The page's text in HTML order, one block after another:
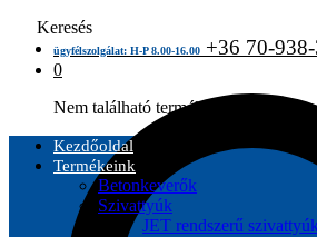
Keresés
ügyfélszolgálat: H-P 8.00-16.00 +36 70-
0
Nem található termék a kosárban.
Kezdőoldal
Termékeink
Betonkeverők
Szivattyúk
JET rendszerű